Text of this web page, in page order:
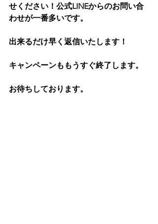
せください！公式LINEからのお問い合
わせが一番多いです。
出来るだけ早く返信いたします！
キャンペーンももうすぐ終了します。
お待ちしております。